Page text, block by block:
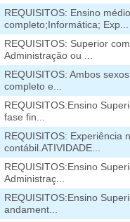
REQUISITOS: Ensino médio
completo;Informática; Exp...
REQUISITOS: Superior
Administração ou ...
REQUISITOS: Ambos
completo e...
REQUISITOS:Ensino
fase fin...
REQUISITOS: Experiência
contábil.ATIVIDADE...
REQUISITOS:Ensino
Administraç...
REQUISITOS:Ensino
andament...